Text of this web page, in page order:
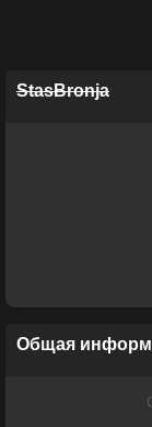
StasBronja
Общая